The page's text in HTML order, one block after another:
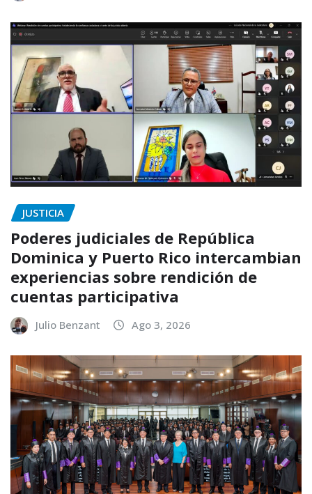
JUSTICIA
Poderes judiciales de República
Dominica y Puerto Rico intercambian
experiencias sobre rendición de
cuentas participativa
Julio Benzant Ago 3, 2026